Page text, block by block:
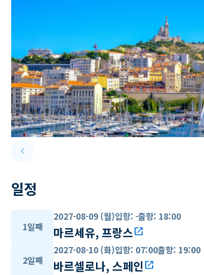
keyboard_arrow_leftPrevious slide
일정
1일째
2027-08-09 (월)입항: -출항: 18:00
마르세유, 프랑스open_in_new
2일째
2027-08-10 (화)입항: 07:00출항: 19:00
바르셀로나, 스페인open_in_new